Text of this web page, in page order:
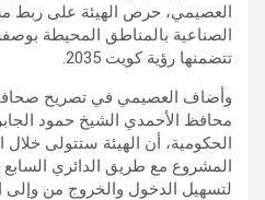
العصيمي، حرص الهيئة على ربط
الصناعية بالمناطق المحيطة
تتضمنها رؤية كويت 2035.
وأضاف العصيمي في تصريح صحافي
محافظ الأحمدي الشيخ حمود
الحكومية، أن الهيئة ستتولى خلال
المشروع مع طريق الدائري
لتسهيل الدخول والخروج من وإلى